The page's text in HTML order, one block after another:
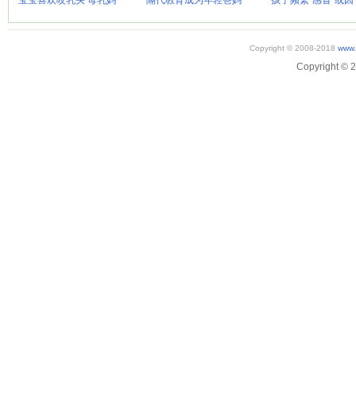
Copyright © 2008-2018
Copyright ©